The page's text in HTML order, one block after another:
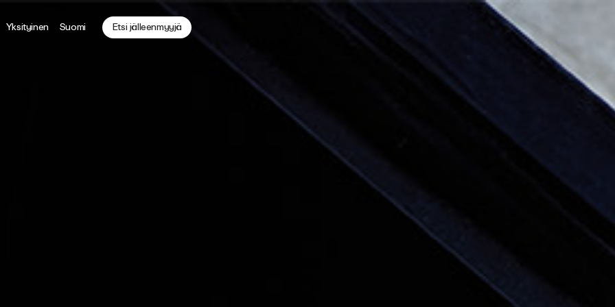
Yksityinen Suomi Etsi jälleenmyyjä